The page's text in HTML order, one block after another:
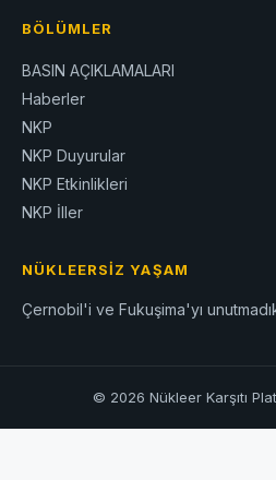
BÖLÜMLER
BASIN AÇIKLAMALARI
Haberler
NKP
NKP Duyurular
NKP Etkinlikleri
NKP İller
NÜKLEERSIZ YAŞAM
Çernobil'i ve Fukuşima'yı
© 2026 Nükleer Karşıtı